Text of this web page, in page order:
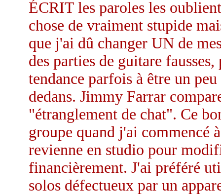
ÉCRIT les paroles les
chose de vraiment stupide
que j'ai dû changer UN de
des parties de guitare
tendance parfois à être un
dedans. Jimmy Farrar
"étranglement de chat". Ce
groupe quand j'ai
revienne en studio pour
financièrement. J'ai préféré
solos défectueux par un